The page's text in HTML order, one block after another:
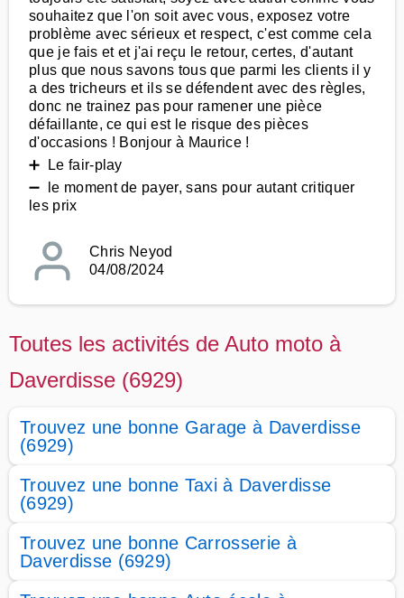
souhaitez que l'on soit avec vous, exposez votre
problème avec sérieux et respect, c'est comme cela
que je fais et et j'ai reçu le retour, certes, d'autant
plus que nous savons tous que parmi les clients il y
a des tricheurs et ils se défendent avec des règles,
donc ne trainez pas pour ramener une pièce
défaillante, ce qui est le risque des pièces
d'occasions ! Bonjour à Maurice !
➕ Le fair-play
➖ le moment de payer, sans pour autant critiquer
les prix
Chris Neyod
04/08/2024
Toutes les activités de Auto moto à
Daverdisse (6929)
Trouvez une bonne Garage à Daverdisse
(6929)
Trouvez une bonne Taxi à Daverdisse
(6929)
Trouvez une bonne Carrosserie à
Daverdisse (6929)